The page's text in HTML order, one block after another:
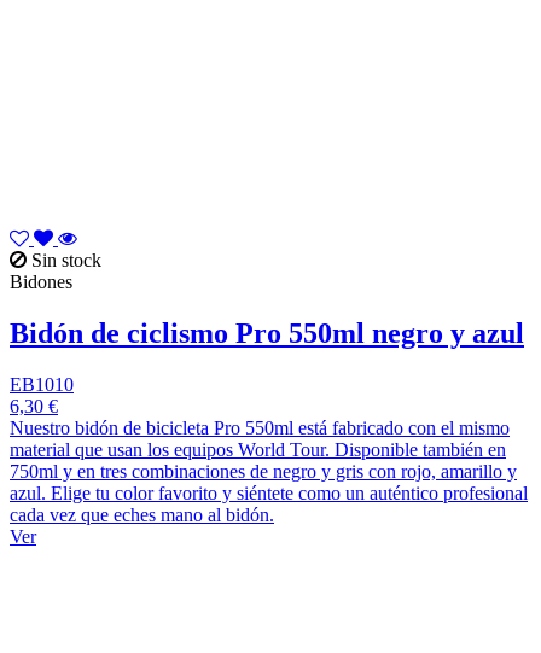
Sin stock
Bidones
Bidón de ciclismo Pro 550ml negro y azul
EB1010
6,30 €
Nuestro bidón de bicicleta Pro 550ml está fabricado con el mismo
material que usan los equipos World Tour. Disponible también en
750ml y en tres combinaciones de negro y gris con rojo, amarillo y
azul. Elige tu color favorito y siéntete como un auténtico profesional
cada vez que eches mano al bidón.
Ver